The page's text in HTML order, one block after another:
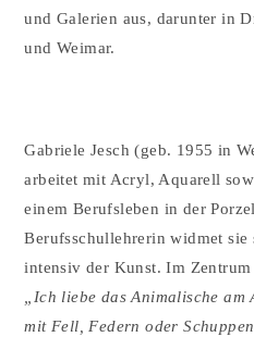
und Galerien aus, darunter in
und Weimar.
Gabriele Jesch (geb. 1955 in
arbeitet mit Acryl, Aquarell
einem Berufsleben in der
Berufsschullehrerin widmet
intensiv der Kunst. Im
„Ich liebe das Animalische
mit Fell, Federn oder